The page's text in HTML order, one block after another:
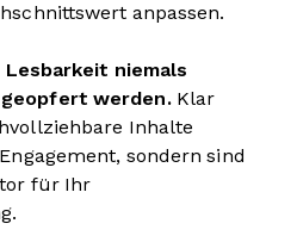
anpassen.
Lesbarkeit niemals
werden.Klar
Inhalte
sondern sind
für Ihr